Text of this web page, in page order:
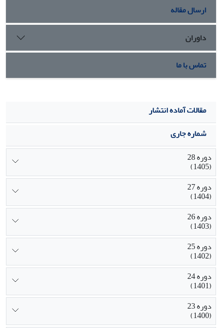
ارسال مقاله
داوران
تماس با ما
مقالات آماده انتشار
شماره جاری
دوره 28
(1405)
دوره 27
(1404)
دوره 26
(1403)
دوره 25
(1402)
دوره 24
(1401)
دوره 23
(1400)